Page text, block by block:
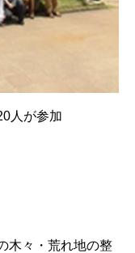
人が参加
木々・荒れ地の整